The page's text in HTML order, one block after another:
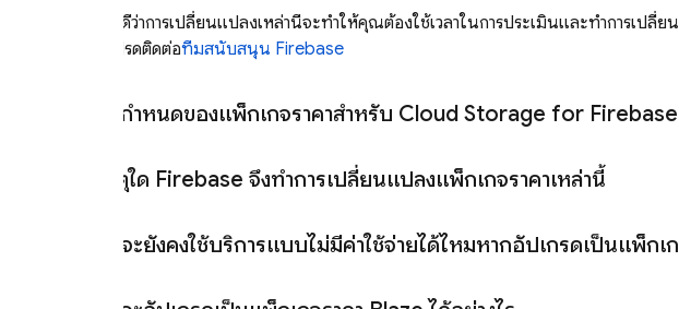
เราทราบดีว่าการเปลี่ยนแปลงเหล่านี้จะทำให้คุณต้องใช้เวลาในการประเมินและทำการเป
สงสัย โปรดติดต่อทีมสนับสนุน Firebase
ข้อกำหนดของแพ็กเกจราคาสำหรับ Cloud Storage for Firebase
เหตุใด Firebase จึงทำการเปลี่ยนแปลงแพ็กเกจราคาเหล่านี้
ฉันจะยังคงใช้บริการแบบไม่มีค่าใช้จ่ายได้ไหมหากอัปเกรดเป็นแพ็กเ